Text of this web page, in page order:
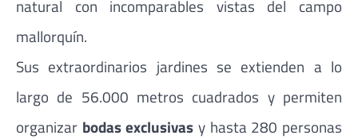
natural con incomparables vistas del campo
mallorquín.
Sus extraordinarios jardines se extienden a lo
largo de 56.000 metros cuadrados y permiten
organizar bodas exclusivas y hasta 280 personas